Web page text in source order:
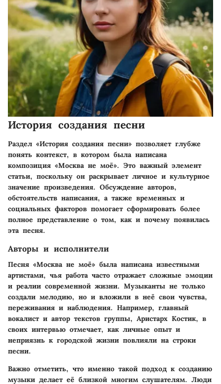
История создания песни
Раздел «История создания песни» позволяет глубже
понять контекст, в котором была написана
композиция «Москва не моё». Это важный элемент
статьи, поскольку он раскрывает личное и культурное
значение произведения. Обсуждение авторов,
обстоятельств написания, а также временных и
социальных факторов помогает сформировать более
полное представление о том, как и почему появилась
эта песня.
Авторы и исполнители
Песня «Москва не моё» была написана известными
артистами, чья работа часто отражает сложные эмоции
и реалии современной жизни. Музыканты не только
создали мелодию, но и вложили в неё свои чувства,
переживания и наблюдения. Например, главный
вокалист и автор текстов группы, Аристарх Костик, в
своих интервью отмечает, как личные опыт и
неприязнь к городской жизни повлияли на строки
песни.
Важно отметить, что именно такой подход к созданию
музыки делает её близкой многим слушателям. Люди